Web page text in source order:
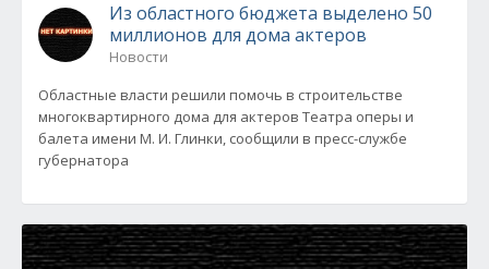
Из областного бюджета выделено 50
миллионов для дома актеров
Новости
Областные власти решили помочь в строительстве
многоквартирного дома для актеров Театра оперы и
балета имени М. И. Глинки, сообщили в пресс-службе
губернатора